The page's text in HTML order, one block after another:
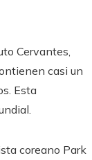
Cervantes,
casi un
Esta
coreano Park